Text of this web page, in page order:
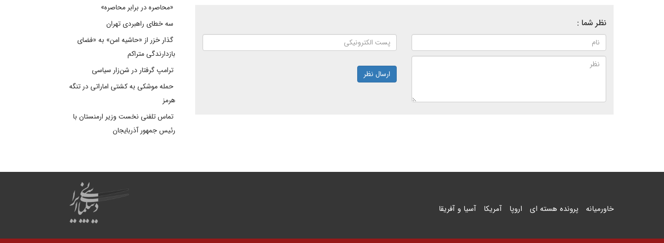
نظر شما :
ارسال نظر
«محاصره در برابر محاصره»
سه خطای راهبردی تهران
گذار خزر از «حاشیه امن» به «فضای
بازدارندگی متراکم
ترامپ گرفتار در شن‌زار سیاسی
حمله موشکی به کشتی اماراتی در تنگه
هرمز
تماس تلفنی نخست وزیر ارمنستان با
رئیس جمهور آذربایجان
خاورمیانه پرونده هسته ای اروپا آمریکا آسیا و آفریقا